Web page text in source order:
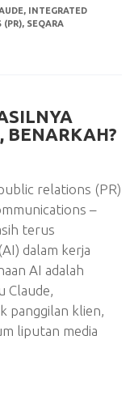
, INTEGRATED
(PR), SEQARA
BENARKAH?
relations (PR)
–
terus
dalam kerja
AI adalah
Claude,
panggilan klien,
liputan media